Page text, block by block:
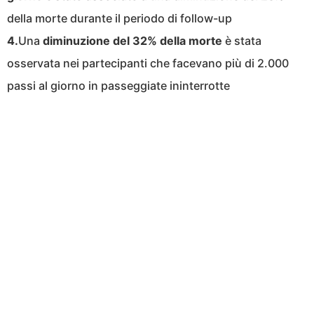
della morte durante il periodo di follow-up
4.Una diminuzione del 32% della morte è stata
osservata nei partecipanti che facevano più di 2.000
passi al giorno in passeggiate ininterrotte